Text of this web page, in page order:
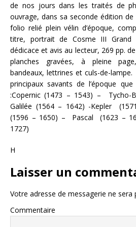
de nos jours dans les traités de
ouvrage, dans sa seconde édition
folio relié plein vélin d’époque,
titre, portrait de Cosme III
dédicace et avis au lecteur, 269 pp.
planches gravées, à pleine
bandeaux, lettrines et culs-de-
principaux savants de l’époque
:Copernic (1473 – 1543) –
Galilée (1564 – 1642) -Kepler
(1596 – 1650) – Pascal (1623 –
1727)
H
Laisser un
Votre adresse de messagerie ne sera
Commentaire